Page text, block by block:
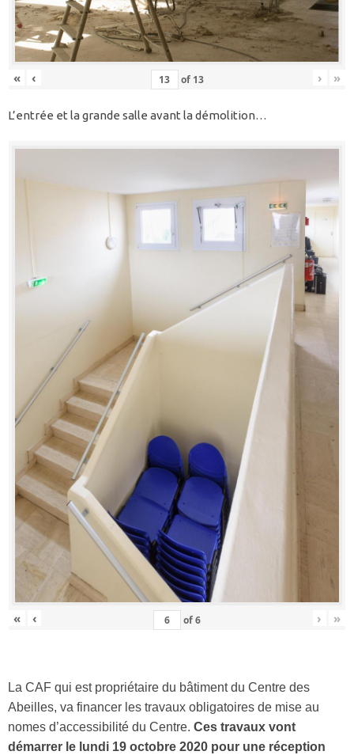
« ‹ of 13 › »
L’entrée et la grande salle avant la démolition…
« ‹ of6 › »
La CAF qui est propriétaire du bâtiment du Centre des
Abeilles, va financer les travaux obligatoires de mise au
nomes d’accessibilité du Centre. Ces travaux vont
démarrer le lundi 19 octobre 2020 pour une réception